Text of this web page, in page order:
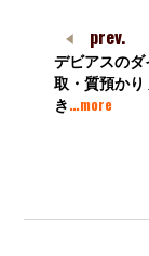
prev.
デビアスの
取・質預か
き…more